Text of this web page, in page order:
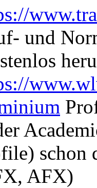
und
schon
AFX)